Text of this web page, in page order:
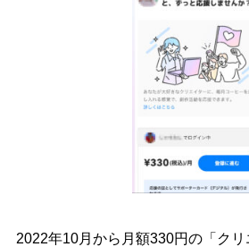
2022年10月から月額330円の「クリ